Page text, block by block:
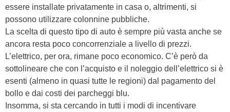
essere installate privatamente in casa o, altrimenti, si
possono utilizzare colonnine pubbliche.
La scelta di questo tipo di auto è sempre più vasta anche se
ancora resta poco concorrenziale a livello di prezzi.
L’elettrico, per ora, rimane poco economico. C’è però da
sottolineare che con l’acquisto e il noleggio dell’elettrico si è
esenti (almeno in quasi tutte le regioni) dal pagamento del
bollo e dai costi dei parcheggi blu.
Insomma, si sta cercando in tutti i modi di incentivare